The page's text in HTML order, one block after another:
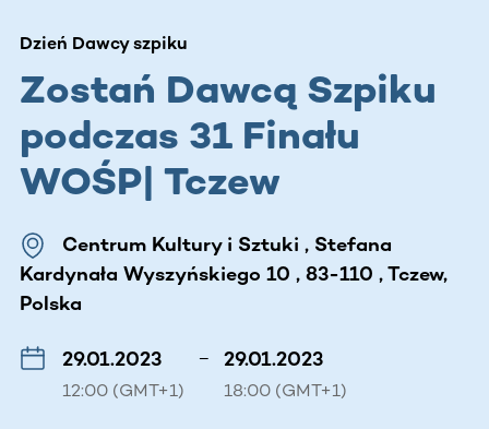
Dzień Dawcy szpiku
Zostań Dawcą Szpiku
podczas 31 Finału
WOŚP| Tczew
Centrum Kultury i Sztuki , Stefana
Kardynała Wyszyńskiego 10 , 83-110 , Tczew,
Polska
29.01.2023
12:00 (GMT+1)
– 29.01.2023
18:00 (GMT+1)